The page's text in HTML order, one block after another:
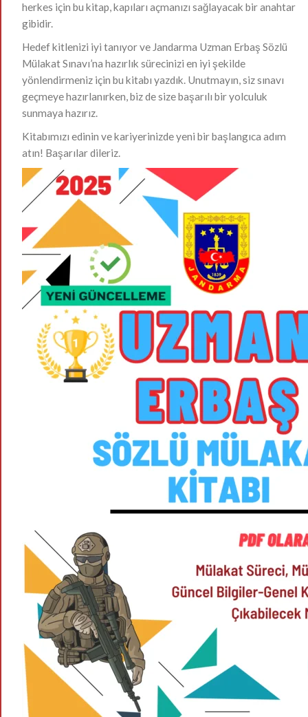
herkes için bu kitap, kapıları açmanızı sağlayacak bir anahtar
gibidir.
Hedef kitlenizi iyi tanıyor ve Jandarma Uzman Erbaş Sözlü
Mülakat Sınavı’na hazırlık sürecinizi en iyi şekilde
yönlendirmeniz için bu kitabı yazdık. Unutmayın, siz sınavı
geçmeye hazırlanırken, biz de size başarılı bir yolculuk
sunmaya hazırız.
Kitabımızı edinin ve kariyerinizde yeni bir başlangıca adım
atın! Başarılar dileriz.